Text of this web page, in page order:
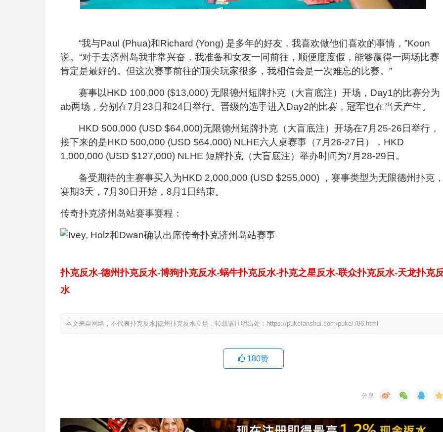
“我与Paul (Phua)和Richard (Yong) 是多年的好友，我喜欢做他们喜欢的事情，”Koon
说。“对于去济州岛我非常兴奋，我准备和女友一同前往，顺便度度假，能够赢得一两场比赛
肯定是最好的。但这次赛事前往的顶尖玩家很多，我相信会是一次难忘的比赛。”
赛事以HKD 100,000 ($13,000) 无限德州短牌扑克（大盲底注）开场，Day1的比赛分为
ab两场，分别在7月23日和24日举行。晋级的选手进入Day2的比赛，冠军也在当天产生。
HKD 500,000 (USD $64,000)无限德州短牌扑克（大盲底注）开场在7 月 25-26 日举行，
接下来的是HKD 500,000 (USD $64,000) NLHE六人桌赛事（7 月 26-27 日）， HKD
1,000,000 (USD $127,000) NLHE 短牌扑克（大盲底注）举办时间为7 月 28-29 日。
备受期待的主赛事买入为HKD 2,000,000 (USD $255,000)
，赛事类型为无限德州扑克
赛期3天， 7 月 30 日开始， 8 月 1 日结束。
传奇扑克济州岛站赛事赛程：
扑克反水-德州扑克反水-博狗扑克反水-蜗牛扑克反水-扑克之星反水-联众扑克反水-天龙扑克
水
本文来自网络，不代表扑克反水|德州扑克反水立场，转载请注明出处：https://pukefanshui.com/puke/786.html
180赞